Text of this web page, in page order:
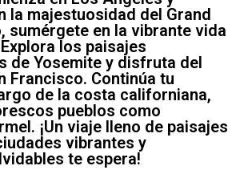
la majestuosidad del Grand
sumérgete en la vibrante vida
los paisajes
de Yosemite y disfruta del
Francisco. Continúa tu
de la costa californiana,
pueblos como
¡Un viaje lleno de paisajes
vibrantes y
te espera!